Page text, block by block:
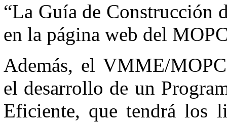
“La Guía de Construcción
en la página web del
Además, el VMME/
el desarrollo de un
Eficiente, que tendrá los